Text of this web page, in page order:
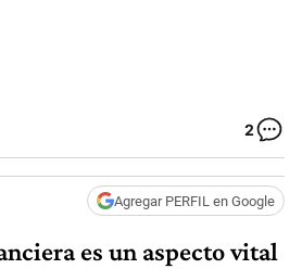
2
Agregar PERFIL en Google
es un aspecto vital